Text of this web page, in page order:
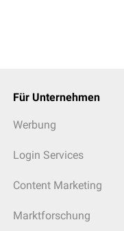
Für Unternehmen
Werbung
Login Services
Content Marketing
Marktforschung